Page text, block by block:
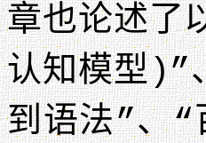
章也论述了
认知模型)”
到语法”、“